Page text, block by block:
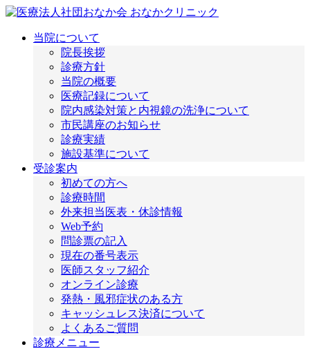
当院について
院長挨拶
診療方針
当院の概要
医療記録について
院内感染対策と内視鏡の洗浄について
市民講座のお知らせ
診療実績
施設基準について
受診案内
初めての方へ
診療時間
外来担当医表・休診情報
Web予約
問診票の記入
現在の番号表示
医師スタッフ紹介
オンライン診療
発熱・風邪症状のある方
キャッシュレス決済について
よくあるご質問
診療メニュー